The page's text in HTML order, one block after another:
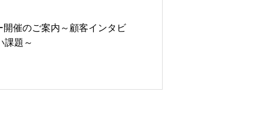
催のご案内～顧客インタビ
課題～